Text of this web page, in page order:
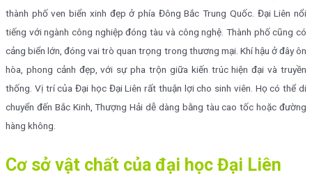
thành phố ven biển xinh đẹp ở phía Đông Bắc Trung Quốc. Đại Liên nổi
tiếng với ngành công nghiệp đóng tàu và công nghệ. Thành phố cũng có
cảng biển lớn, đóng vai trò quan trọng trong thương mại. Khí hậu ở đây ôn
hòa, phong cảnh đẹp, với sự pha trộn giữa kiến trúc hiện đại và truyền
thống. Vị trí của Đại học Đại Liên rất thuận lợi cho sinh viên. Họ có thể di
chuyển đến Bắc Kinh, Thượng Hải dễ dàng bằng tàu cao tốc hoặc đường
hàng không.
Cơ sở vật chất của đại học Đại Liên